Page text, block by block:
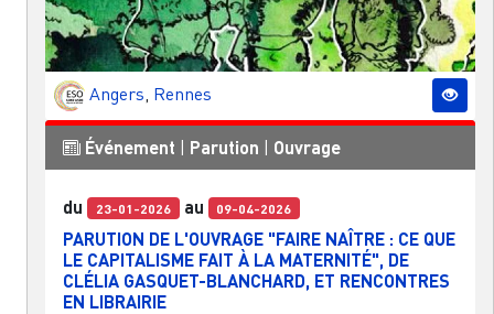
Angers, Rennes
Événement Parution Ouvrage
du 23-01-2026 au 09-04-2026
PARUTION DE L'OUVRAGE "FAIRE NAÎTRE : CE QUE
LE CAPITALISME FAIT À LA MATERNITÉ", DE
CLÉLIA GASQUET-BLANCHARD, ET RENCONTRES
EN LIBRAIRIE